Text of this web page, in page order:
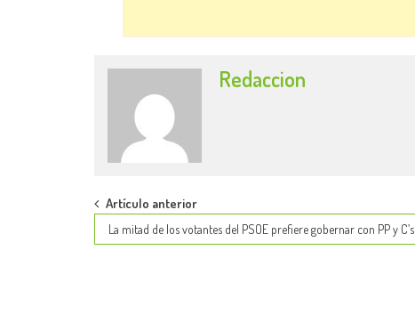
Redaccion
Post
navigation
Artículo anterior
La mitad de los votantes del PSOE prefiere gobernar con PP y C’s